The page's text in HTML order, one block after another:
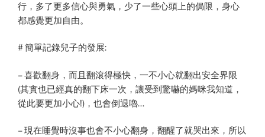
行，多了更多信心與勇氣，少了一些心頭上的侷限，身心
都感覺更加自由。
# 簡單記錄兒子的發展:
– 喜歡翻身，而且翻滾得極快，一不小心就翻出安全界限
(其實也已經真的翻下床一次，讓受到驚嚇的媽咪我知道，
從此要更加小心!)，也會倒退嚕…
– 現在睡覺時沒事也會不小心翻身，翻醒了就哭出來，所以